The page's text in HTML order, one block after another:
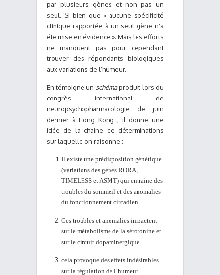
par plusieurs gènes et non pas un
seul. Si bien que « aucune spécificité
clinique rapportée à un seul gène n’a
été mise en évidence ». Mais les efforts
ne manquent pas pour cependant
trouver des répondants biologiques
aux variations de l’humeur.
En témoigne un schémaproduit lors du
congrès international de
neuropsychopharmacologie de juin
dernier à Hong Kong ; il donne une
idée de la chaine de déterminations
sur laquelle on raisonne :
Il existe une prédisposition génétique
(variations des gènes RORA,
TIMELESS et ASMT) qui entraine des
troubles du sommeil et des anomalies
du fonctionnement circadien
Ces troubles et anomalies impactent
sur le métabolisme de la sérotonine et
sur le circuit dopaminergique
cela provoque des effets indésirables
sur la régulation de l’humeur.